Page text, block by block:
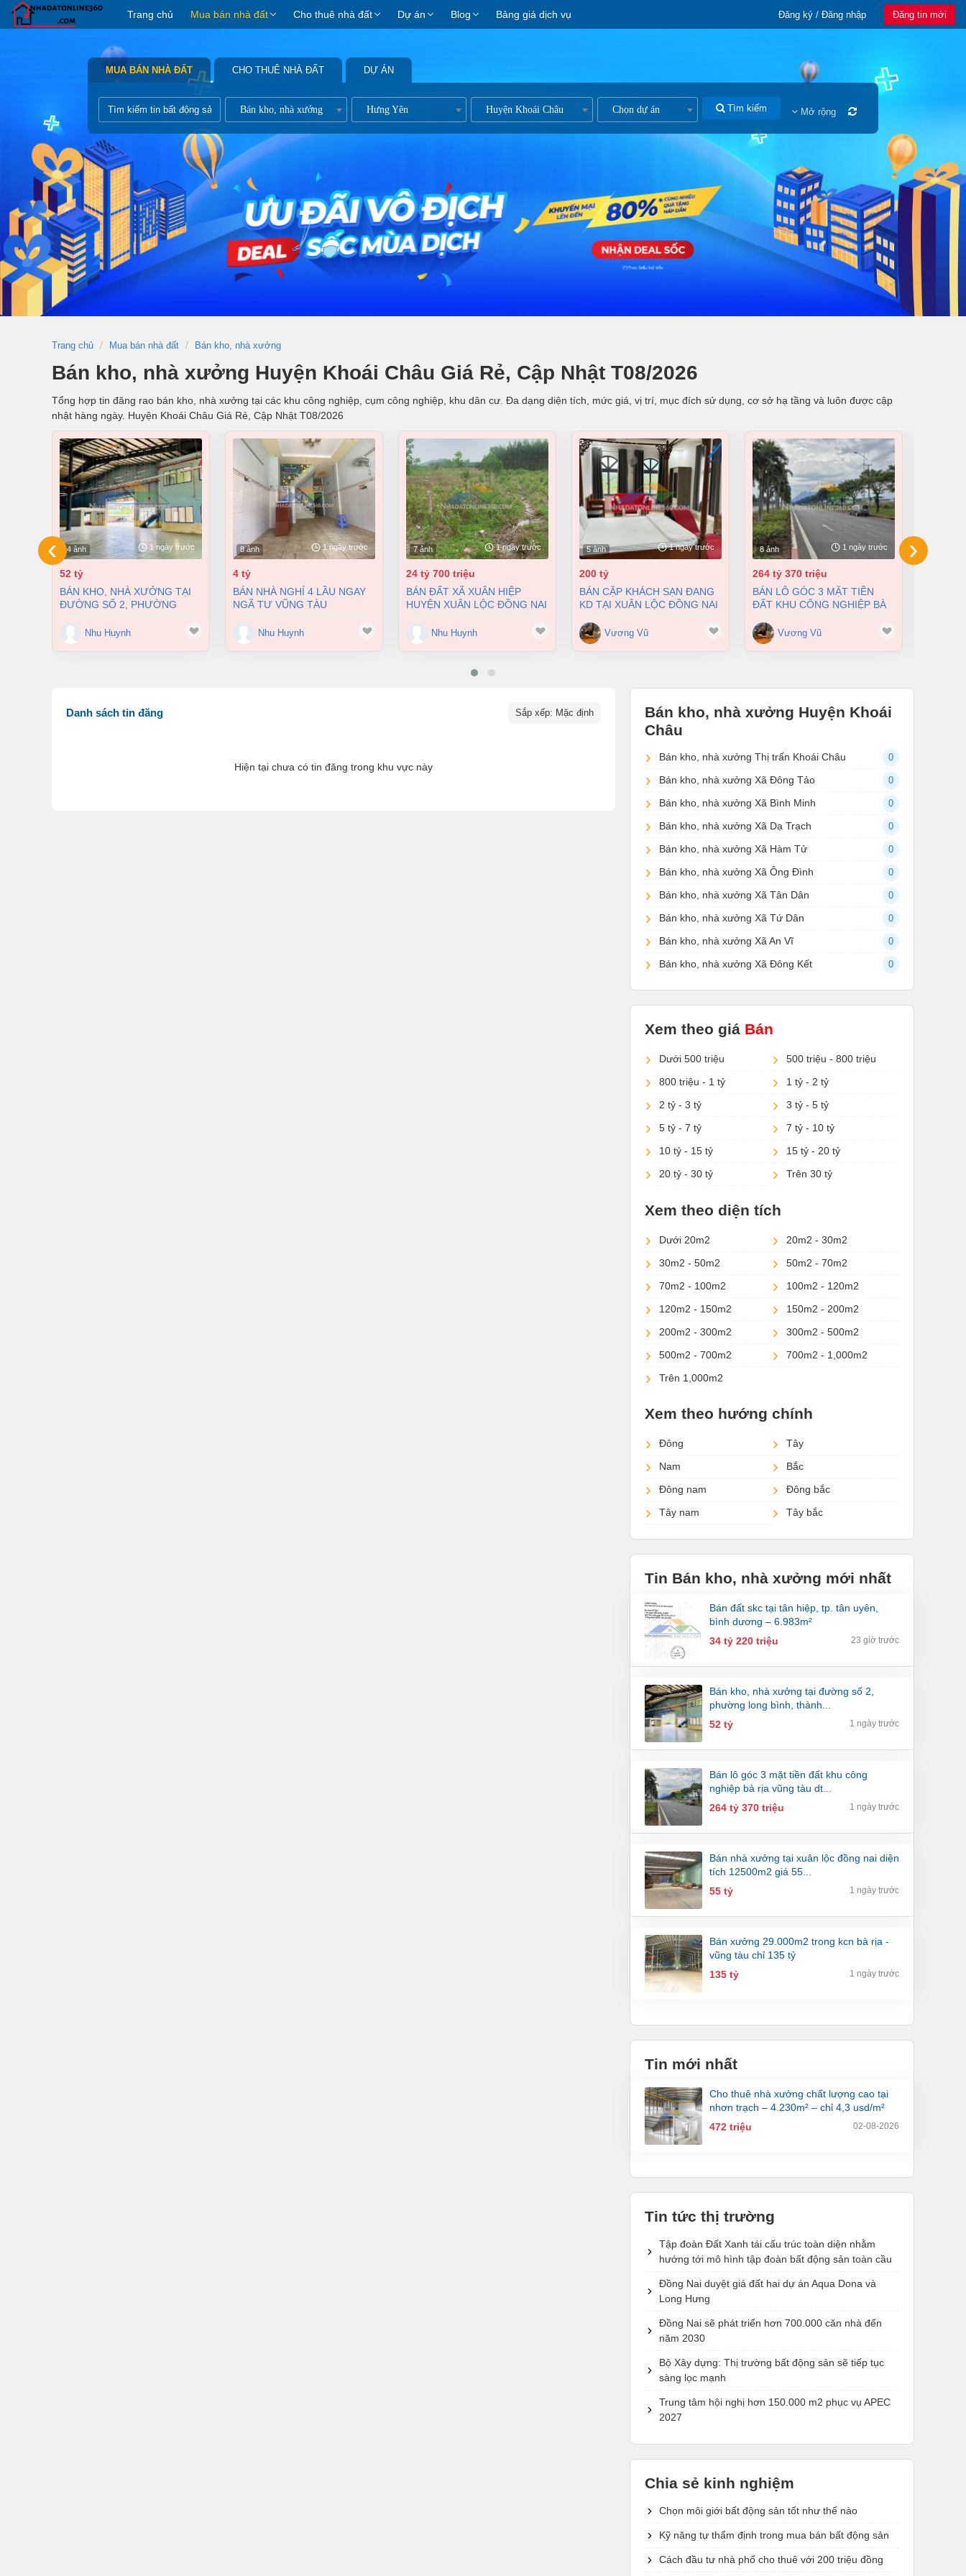
Trang chủ Mua bán nhà đất Cho thuê nhà đất Dự án Blog Bảng giá dịch vụ Đăng ký / Đăng nhập Đăng tin mới
MUA BÁN NHÀ ĐẤT CHO THUÊ NHÀ ĐẤT DỰ ÁN
Bán kho, nhà xưởng Hưng Yên Huyện Khoái Châu Chọn dự án Tìm kiếm Mở rộng
Trang chủ Mua bán nhà đất Bán kho, nhà xưởng
Bán kho, nhà xưởng Huyện Khoái Châu Giá Rẻ, Cập Nhật T08/2026
Tổng hợp tin đăng rao bán kho, nhà xưởng tại các khu công nghiệp, cụm công nghiệp, khu dân cư. Đa dạng diện tích, mức giá, vị trí, mục đích sử dụng, cơ sở hạ tầng và luôn được cập
nhật hàng ngày. Huyện Khoái Châu Giá Rẻ, Cập Nhật T08/2026
4 ảnh 1 ngày trước
52 tỷ
BÁN KHO, NHÀ XƯỞNG TẠI
ĐƯỜNG SỐ 2, PHƯỜNG
BIÊN HÒA, ĐỒNG NAI GIÁ 52
TỶ
Nhu Huynh
8 ảnh 1 ngày trước
4 tỷ
BÁN NHÀ NGHỈ 4 LẦU NGAY
NGÃ TƯ VŨNG TÀU
ĐỒNG NAI GIÁ CHỈ 4 TỶ
Nhu Huynh
7 ảnh 1 ngày trước
24 tỷ 700 triệu
BÁN ĐẤT XÃ XUÂN HIỆP
HUYỆN XUÂN LỘC ĐỒNG NAI
24,7 TỶNhu Huynh
5 ảnh 1 ngày trước
200 tỷ
BÁN CẶP KHÁCH SẠN ĐANG
KD TẠI XUÂN LỘC ĐỒNG NAI
Vương Vũ
8 ảnh 1 ngày trước
264 tỷ 370 triệu
BÁN LÔ GÓC 3 MẶT TIỀN
ĐẤT KHU CÔNG NGHIỆP BÀ
GIÁ CHỈ 100 ĐÔ/M2
Vương Vũ
‹ ›
Danh sách tin đăng Sắp xếp: Mặc định
Hiện tại chưa có tin đăng trong khu vực này
Bán kho, nhà xưởng Huyện Khoái
Châu
Bán kho, nhà xưởng Thị trấn Khoái Châu 0
Bán kho, nhà xưởng Xã Đông Tảo 0
Bán kho, nhà xưởng Xã Bình Minh 0
Bán kho, nhà xưởng Xã Dạ Trạch 0
Bán kho, nhà xưởng Xã Hàm Tử 0
Bán kho, nhà xưởng Xã Ông Đình 0
Bán kho, nhà xưởng Xã Tân Dân 0
Bán kho, nhà xưởng Xã Tứ Dân 0
Bán kho, nhà xưởng Xã An Vĩ 0
Bán kho, nhà xưởng Xã Đông Kết 0
Xem theo giá Bán
Dưới 500 triệu
500 triệu - 800 triệu
800 triệu - 1 tỷ
1 tỷ - 2 tỷ
2 tỷ - 3 tỷ
3 tỷ - 5 tỷ
5 tỷ - 7 tỷ
7 tỷ - 10 tỷ
10 tỷ - 15 tỷ
15 tỷ - 20 tỷ
20 tỷ - 30 tỷ
Trên 30 tỷ
Xem theo diện tích
Dưới 20m2
20m2 - 30m2
30m2 - 50m2
50m2 - 70m2
70m2 - 100m2
100m2 - 120m2
120m2 - 150m2
150m2 - 200m2
200m2 - 300m2
300m2 - 500m2
500m2 - 700m2
700m2 - 1,000m2
Trên 1,000m2
Xem theo hướng chính
Đông
Tây
Nam
Bắc
Đông nam
Đông bắc
Tây nam
Tây bắc
Tin Bán kho, nhà xưởng mới nhất
bán đất skc tại tân hiệp, tp. tân uyên,
bình dương – 6.983m²
34 tỷ 220 triệu
23 giờ trước
bán kho, nhà xưởng tại đường số 2,
phường long bình, thành...
52 tỷ
1 ngày trước
bán lô góc 3 mặt tiền đất khu công
nghiệp bà rịa vũng tàu dt...
264 tỷ 370 triệu
1 ngày trước
bán nhà xưởng tại xuân lộc đồng nai diện
tích 12500m2 giá 55...
55 tỷ
1 ngày trước
bán xưởng 29.000m2 trong kcn bà rịa -
vũng tàu chỉ 135 tỷ
135 tỷ
1 ngày trước
Tin mới nhất
cho thuê nhà xưởng chất lượng cao tại
nhơn trạch – 4.230m² – chỉ 4,3 usd/m²
472 triệu
02-08-2026
Tin tức thị trường
Tập đoàn Đất Xanh tái cấu trúc toàn diện nhằm
hướng tới mô hình tập đoàn bất động sản toàn cầu
Đồng Nai duyệt giá đất hai dự án Aqua Dona và
Long Hưng
Đồng Nai sẽ phát triển hơn 700.000 căn nhà đến
năm 2030
Bộ Xây dựng: Thị trường bất động sản sẽ tiếp tục
sàng lọc mạnh
Trung tâm hội nghị hơn 150.000 m2 phục vụ APEC
2027
Chia sẻ kinh nghiệm
Chọn môi giới bất động sản tốt như thế nào
Kỹ năng tự thẩm định trong mua bán bất động sản
Cách đầu tư nhà phố cho thuê với 200 triệu đồng